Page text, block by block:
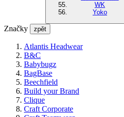
WK
Yoko
Značky zpět
Atlantis Headwear
B&C
Babybugz
BagBase
Beechfield
Build your Brand
Clique
Craft Corporate